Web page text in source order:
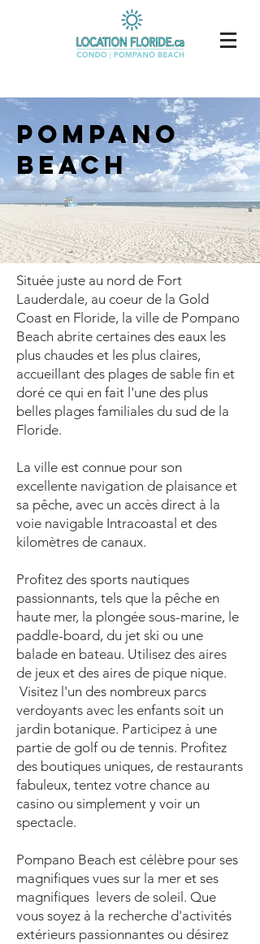
POMPANO
BEACH
Située juste au nord de Fort
Lauderdale, au coeur de la Gold
Coast en Floride, la ville de Pompano
Beach abrite certaines des eaux les
plus chaudes et les plus claires,
accueillant des plages de sable fin et
doré ce qui en fait l'une des plus
belles plages familiales du sud de la
Floride.
La ville est connue pour son
excellente navigation de plaisance et
sa pêche, avec un accès direct à la
voie navigable Intracoastal et des
kilomètres de canaux.
Profitez des sports nautiques
passionnants, tels que la pêche en
haute mer, la plongée sous-marine, le
paddle-board, du jet ski ou une
balade en bateau. Utilisez des aires
de jeux et des aires de pique nique.
Visitez l'un des nombreux parcs
verdoyants avec les enfants soit un
jardin botanique. Participez à une
partie de golf ou de tennis. Profitez
des boutiques uniques, de restaurants
fabuleux, tentez votre chance au
casino ou simplement y voir un
spectacle.
Pompano Beach est célèbre pour ses
magnifiques vues sur la mer et ses
magnifiques levers de soleil. Que
vous soyez à la recherche d'activités
extérieurs passionnantes ou désirez